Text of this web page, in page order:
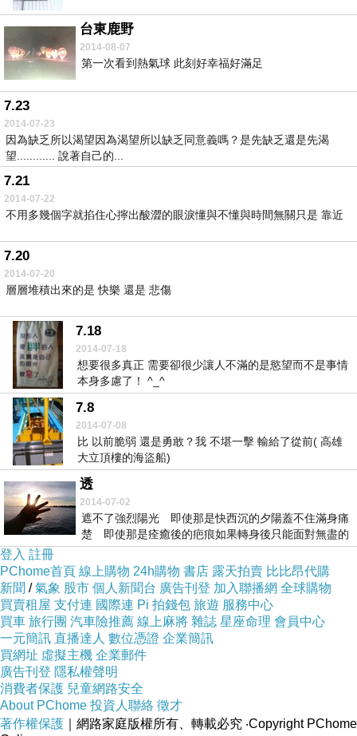
台東鹿野
2014-08-07
第一次看到熱氣球 此刻好幸福好滿足
7.23
2014-07-23
因為缺乏所以渴望因為渴望所以缺乏同意義嗎？是先缺乏還是先渴
望............ 說著自己的...
7.21
2014-07-22
不用多幾個字就掐住心擰出酸澀的眼淚懂與不懂與時間無關只是 靠近
7.20
2014-07-20
層層堆積出來的是 快樂 還是 悲傷
7.18
2014-07-18
想要很多真正 需要卻很少讓人不滿的是慾望而不是事情
本身多慮了！ ^_^
7.8
2014-07-08
比 以前脆弱 還是勇敢？我 不堪一擊 輸給了從前( 高雄
大立頂樓的海盜船)
透
2014-07-02
遮不了強烈陽光 即使那是快西沉的夕陽蓋不住滿身痛
楚 即使那是痊癒後的疤痕如果轉身後只能面對無盡的
黑暗...
登入 註冊
PChome首頁 線上購物 24h購物 書店 露天拍賣 比比昂代購
新聞 /氣象 股市 個人新聞台 廣告刊登 加入聯播網 全球購物
買賣租屋 支付連 國際連 Pi 拍錢包 旅遊 服務中心
買車 旅行團 汽車險推薦 線上麻將 雜誌 星座命理 會員中心
一元簡訊 直播達人 數位憑證 企業簡訊
買網址 虛擬主機 企業郵件
廣告刊登 隱私權聲明
消費者保護 兒童網路安全
About PChome 投資人聯絡 徵才
著作權保護 ｜網路家庭版權所有、轉載必究 ‧Copyright PChome